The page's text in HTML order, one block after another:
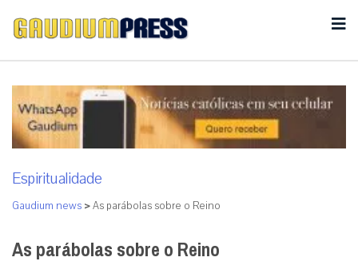
Espiritualidade
Gaudium news >As parábolas sobre o Reino
As parábolas sobre o Reino